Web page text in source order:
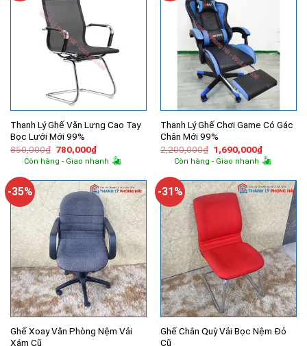
Thanh Lý Ghế Văn Lưng Cao Tay
Bọc Lưới Mới 99%
850,000₫ Giá
gốc
là:
780,000₫Giá
hiện
tại
780,000₫.
Còn hàng - Giao nhanh
Thanh Lý Ghế Chơi Game Có Gác
Chân Mới 99%
2,200,000₫ Giá
gốc
là:
1,690,000₫Giá
hiện
tại
Còn hàng - Giao nhanh
-35%
Ghế Xoay Văn Phòng Nệm Vải
Xám Cũ
-31%
Ghế Chân Quỳ Vải Bọc Nệm Đỏ
Cũ